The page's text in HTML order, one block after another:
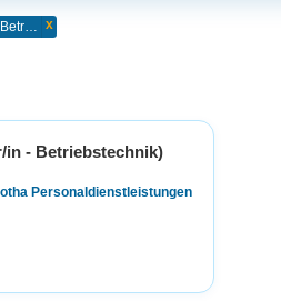
Duales Studium (FH) + Elektroniker/in - Betriebstechnik x
in - Betriebstechnik)
Personaldienstleistungen